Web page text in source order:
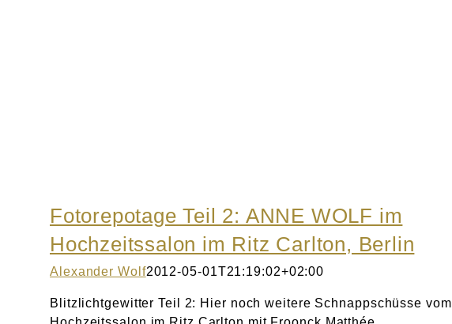
Fotorepotage Teil 2: ANNE WOLF im
Hochzeitssalon im Ritz Carlton, Berlin
Alexander Wolf2012-05-01T21:19:02+02:00
Blitzlichtgewitter Teil 2: Hier noch weitere Schnappschüsse vom